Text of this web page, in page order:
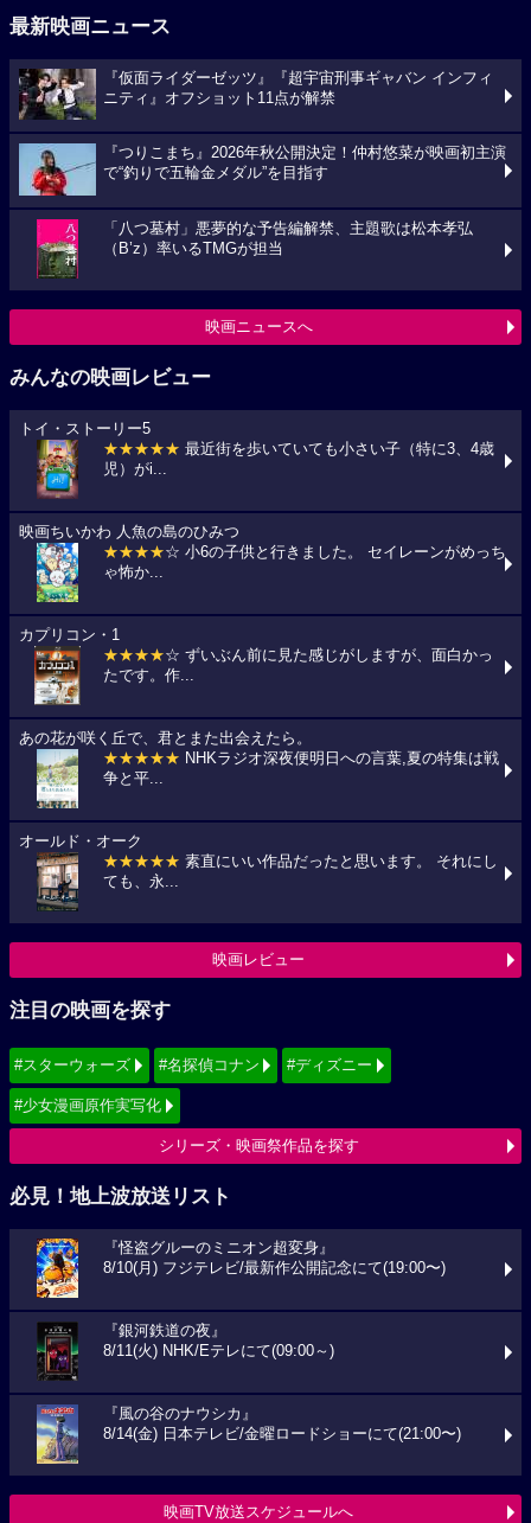
最新映画ニュース
『仮面ライダーゼッツ』『超宇宙刑事ギャバン インフィ
ニティ』オフショット11点が解禁
『つりこまち』2026年秋公開決定！仲村悠菜が映画初主演
で“釣りで五輪金メダル”を目指す
「八つ墓村」悪夢的な予告編解禁、主題歌は松本孝弘
（B’z）率いるTMGが担当
映画ニュースへ
みんなの映画レビュー
トイ・ストーリー5
★★★★★ 最近街を歩いていても小さい子（特に3、4歳
児）がi...
映画ちいかわ 人魚の島のひみつ
★★★★☆ 小6の子供と行きました。 セイレーンがめっち
ゃ怖か...
カプリコン・1
★★★★☆ ずいぶん前に見た感じがしますが、面白かっ
たです。作...
あの花が咲く丘で、君とまた出会えたら。
★★★★★ NHKラジオ深夜便明日への言葉,夏の特集は戦
争と平...
オールド・オーク
★★★★★ 素直にいい作品だったと思います。 それにし
ても、永...
映画レビュー
注目の映画を探す
#スターウォーズ #名探偵コナン #ディズニー
#少女漫画原作実写化
シリーズ・映画祭作品を探す
必見！地上波放送リスト
『怪盗グルーのミニオン超変身』
8/10(月) フジテレビ/最新作公開記念にて(19:00〜)
『銀河鉄道の夜』
8/11(火) NHK/Eテレにて(09:00～)
『風の谷のナウシカ』
8/14(金) 日本テレビ/金曜ロードショーにて(21:00〜)
映画TV放送スケジュールへ